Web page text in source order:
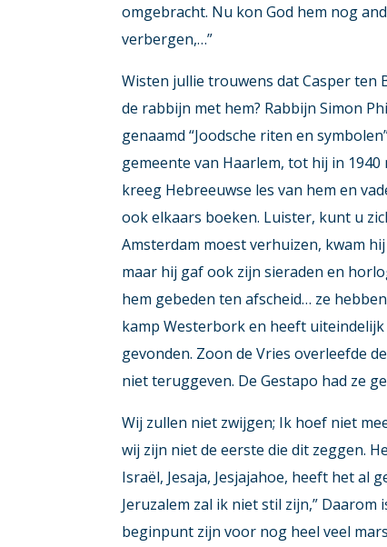
omgebracht. Nu kon God hem nog
verbergen,…”
Wisten jullie trouwens dat Casper ten
de rabbijn met hem? Rabbijn Simon
genaamd “Joodsche riten en
gemeente van Haarlem, tot hij in
kreeg Hebreeuwse les van hem en
ook elkaars boeken. Luister, kunt u
Amsterdam moest verhuizen, kwam
maar hij gaf ook zijn sieraden en
hem gebeden ten afscheid… ze
kamp Westerbork en heeft
gevonden. Zoon de Vries overleefde
niet teruggeven. De Gestapo had ze
Wij zullen niet zwijgen; Ik hoef niet
wij zijn niet de eerste die dit zeggen.
Israël, Jesaja, Jesjajahoe, heeft het al
Jeruzalem zal ik niet stil zijn,”
beginpunt zijn voor nog heel veel